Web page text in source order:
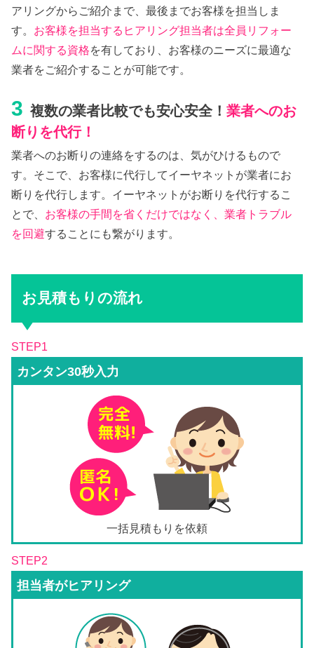
アリングからご紹介まで、最後までお客様を担当しま
す。 お客様を担当するヒアリング担当者は全員リフォー
ムに関する資格を有しており、お客様のニーズに最適な
業者をご紹介することが可能です。
3 複数の業者比較でも安心安全！業者へのお
断りを代行！
業者へのお断りの連絡をするのは、気がひけるもので
す。そこで、お客様に代行してイーヤネットが業者にお
断りを代行します。イーヤネットがお断りを代行するこ
とで、 お客様の手間を省くだけではなく、業者トラブル
を回避することにも繋がります。
お見積もりの流れ
STEP1
カンタン30秒入力
一括見積もりを依頼
STEP2
担当者がヒアリング